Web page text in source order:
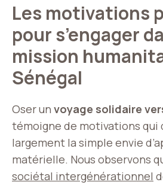
Les motivations
pour s’engager
mission
Sénégal
Oser un voyage solidaire
témoigne de motivations qui
largement la simple envie
matérielle. Nous observons
sociétal intergénérationnel